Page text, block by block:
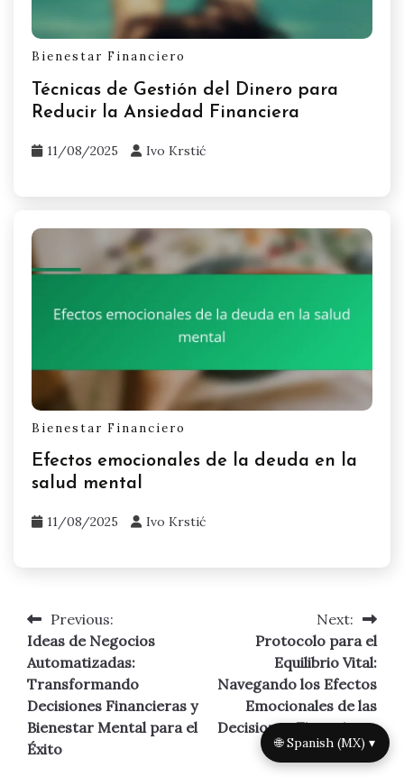
Bienestar Financiero
Técnicas de Gestión del Dinero para
Reducir la Ansiedad Financiera
11/08/2025 Ivo Krstić
Bienestar Financiero
Efectos emocionales de la deuda en la
salud mental
11/08/2025 Ivo Krstić
Post
navigation
Previous:
Ideas de Negocios
Automatizadas:
Transformando
Decisiones Financieras y
Bienestar Mental para el
Éxito
Next:
Protocolo para el
Equilibrio Vital:
Navegando los Efectos
Emocionales de las
Decisiones Financieras
en el Bienestar
🌐 Spanish (MX) ▾